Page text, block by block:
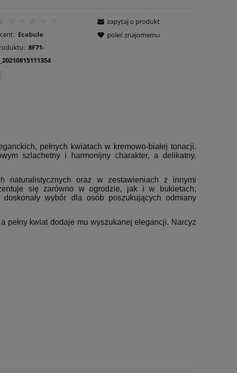
Ecebule
8F71-
zapytaj o produkt
poleć znajomemu
pełnych kwiatach w kremowo-białej tonacji.
szlachetny i harmonijny charakter, a delikatny,
naturalistycznych oraz w zestawieniach z innymi
się zarówno w ogrodzie, jak i w bukietach,
wybór dla osób poszukujących odmiany
pełny kwiat dodaje mu wyszukanej elegancji. Narcyz